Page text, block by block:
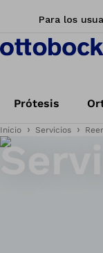
Para los
Prótesis
Inicio Servicios